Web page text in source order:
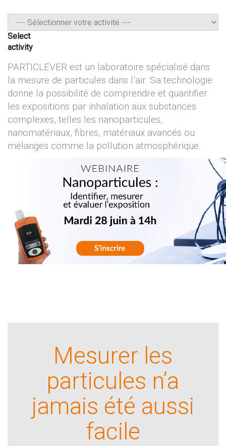
Select
activity
PARTICLEVER est un laboratoire spécialisé dans
la mesure de particules dans l’air. Sa technologie
donne la possibilité de comprendre et quantifier
les expositions par inhalation aux substances
complexes, telles les nanoparticules,
nanomatériaux, fibres, matériaux avancés ou
mélanges comme la pollution atmosphérique.
Mesurer les
particules n’a
jamais été aussi
facile